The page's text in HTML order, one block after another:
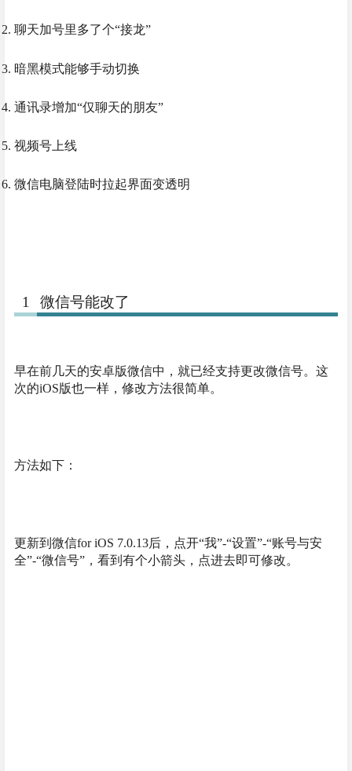
聊天加号里多了个“接龙”
暗黑模式能够手动切换
通讯录增加“仅聊天的朋友”
视频号上线
微信电脑登陆时拉起界面变透明
1 微信号能改了
早在前几天的安卓版微信中，就已经支持更改微信号。这
次的iOS版也一样，修改方法很简单。
方法如下：
更新到微信for iOS 7.0.13后，点开“我”-“设置”-“账号与安
全”-“微信号”，看到有个小箭头，点进去即可修改。